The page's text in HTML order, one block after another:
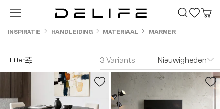
Ga naar de hoofdinhoud
INSPIRATIE HANDLEIDING MATERIAAL MARMER
Filter 3 Variants Nieuwigheden